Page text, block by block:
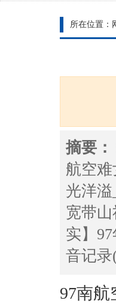
所在位置：
摘要：
航空
光洋
宽带
实】
音记
97南